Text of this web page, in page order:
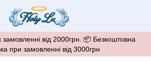
від 2000грн. 📦 Безкоштовна
при замовленні від 3000грн